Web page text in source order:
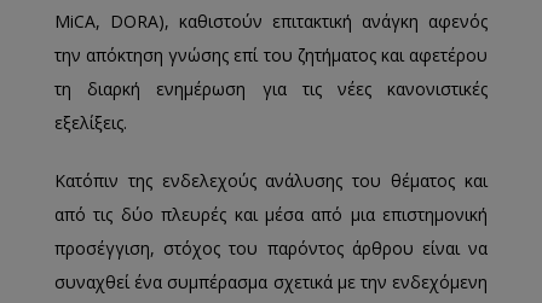
MiCA, DORA), καθιστούν επιτακτική ανάγκη αφενός
την απόκτηση γνώσης επί του ζητήματος και αφετέρου
τη διαρκή ενημέρωση για τις νέες κανονιστικές
εξελίξεις.
Κατόπιν της ενδελεχούς ανάλυσης του θέματος και
από τις δύο πλευρές και μέσα από μια επιστημονική
προσέγγιση, στόχος του παρόντος άρθρου είναι να
συναχθεί ένα συμπέρασμα σχετικά με την ενδεχόμενη